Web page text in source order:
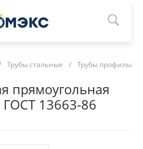
Трубы стальные / Трубы
прямоугольная
ГОСТ 13663-86